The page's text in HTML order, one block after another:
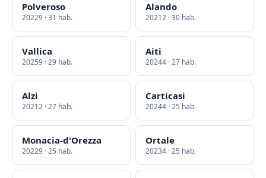
Polveroso
20229 · 31 hab.
Alando
20212 · 30 hab.
Vallica
20259 · 29 hab.
Aiti
20244 · 27 hab.
Alzi
20212 · 27 hab.
Carticasi
20244 · 25 hab.
Monacia-d'Orezza
20229 · 25 hab.
Ortale
20234 · 25 hab.